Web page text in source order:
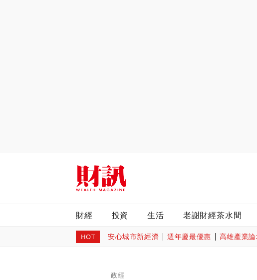
財經 投資 生活 老謝財經茶水間
HOT 安心城市新經濟 週年慶最優惠 高雄產業論
政經